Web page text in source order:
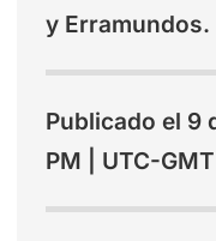
y Erramundos.
Publicado el 9
PM | UTC-